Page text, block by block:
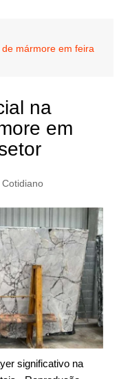
mármore em feira
na
em
Cotidiano
significativo na